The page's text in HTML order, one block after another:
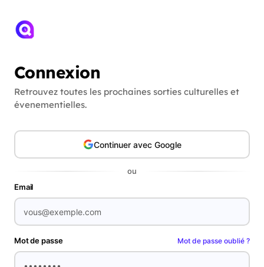
Connexion
Retrouvez toutes les prochaines sorties culturelles et
évenementielles.
Continuer avec Google
ou
Email
Mot de passe Mot de passe oublié ?